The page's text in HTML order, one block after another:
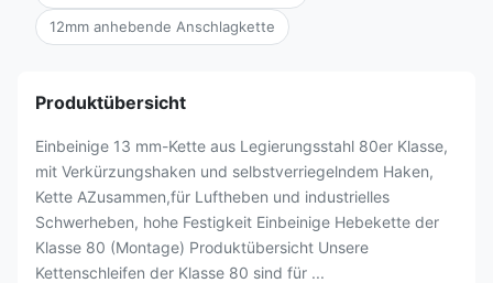
12mm anhebende Anschlagkette
Produktübersicht
Einbeinige 13 mm-Kette aus Legierungsstahl 80er Klasse,
mit Verkürzungshaken und selbstverriegelndem Haken,
Kette AZusammen,für Luftheben und industrielles
Schwerheben, hohe Festigkeit Einbeinige Hebekette der
Klasse 80 (Montage) Produktübersicht Unsere
Kettenschleifen der Klasse 80 sind für ...